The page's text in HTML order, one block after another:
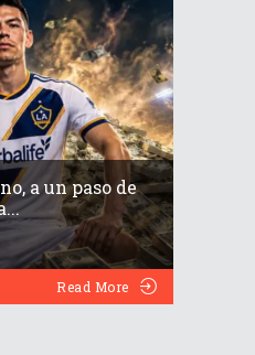
a un paso de
Read More